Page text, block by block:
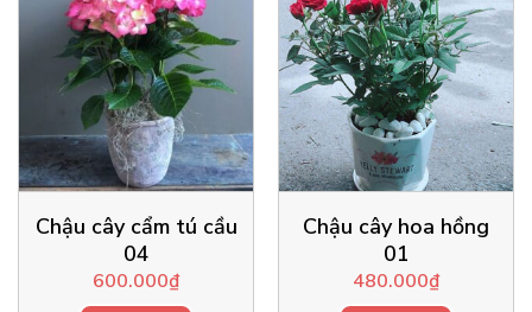
Chậu cây cẩm tú cầu
04
600.000₫
Chậu cây hoa hồng
01
480.000₫